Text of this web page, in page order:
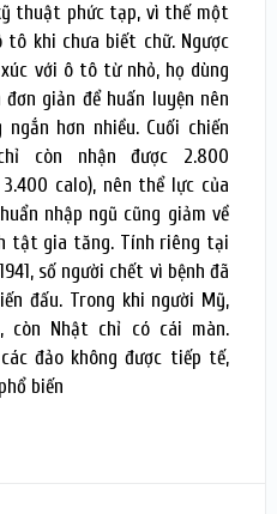
thuật phức tạp, vì thế một
khi chưa biết chữ. Ngược
với ô tô từ nhỏ, họ dùng
giản để huấn luyện nên
hơn nhiều. Cuối chiến
còn nhận được 2.800
calo), nên thể lực của
nhập ngũ cũng giảm về
tật gia tăng. Tính riêng tại
số người chết vì bệnh đã
đấu. Trong khi người Mỹ,
còn Nhật chỉ có cái màn.
đảo không được tiếp tế,
biến